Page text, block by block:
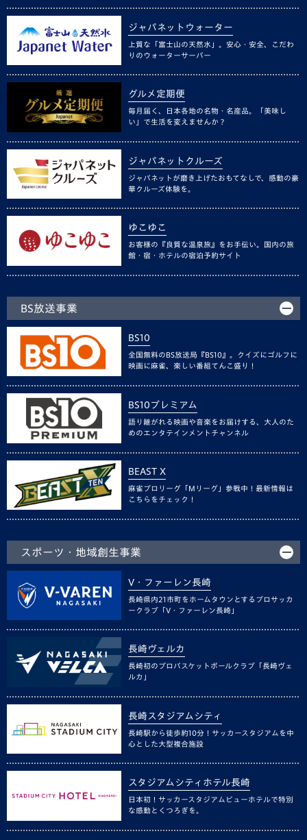
ジャパネットウォーター
上質な「富士山の天然水」。安心・安全、こだわ
りのウォーターサーバー
グルメ定期便
毎月届く、日本各地の名物・名産品。「美味し
い」で生活を変えませんか？
ジャパネットクルーズ
ジャパネットが磨き上げたおもてなしで、感動の豪
華クルーズ体験を。
ゆこゆこ
お客様の『良質な温泉旅』をお手伝い。国内の旅
館・宿・ホテルの宿泊予約サイト
BS放送事業
BS10
全国無料のBS放送局『BS10』。クイズにゴルフに
映画に麻雀、楽しい番組てんこ盛り！
BS10プレミアム
語り継がれる映画や音楽をお届けする、大人のた
めのエンタテインメントチャンネル
BEAST X
麻雀プロリーグ「Mリーグ」参戦中！最新情報は
こちらをチェック！
スポーツ・地域創生事業
V・ファーレン長崎
長崎県内21市町をホームタウンとするプロサッカ
ークラブ「V・ファーレン長崎」
長崎ヴェルカ
長崎初のプロバスケットボールクラブ「長崎ヴェ
ルカ」
長崎スタジアムシティ
長崎駅から徒歩約10分！サッカースタジアムを中
心とした大型複合施設
スタジアムシティホテル長崎
日本初！サッカースタジアムビューホテルで特別
な感動とくつろぎを。